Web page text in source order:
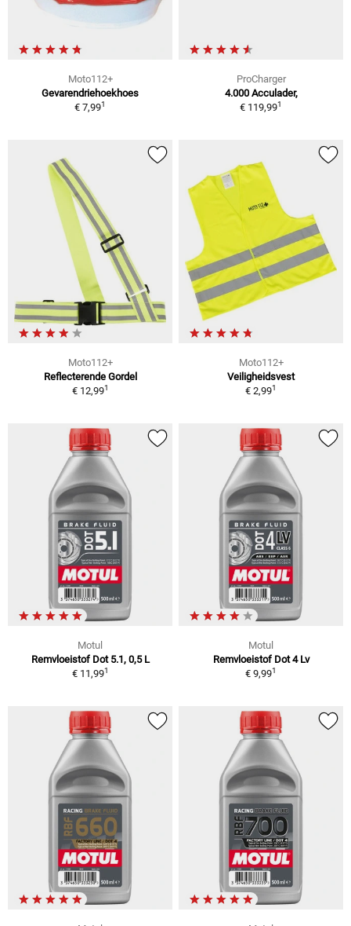
Moto112+
Gevarendriehoekhoes
€ 7,991
ProCharger
4.000 Acculader,
€ 119,991
Moto112+
Reflecterende Gordel
€ 12,991
Moto112+
Veiligheidsvest
€ 2,991
Motul
Remvloeistof Dot 5.1, 0,5 L
€ 11,991
Motul
Remvloeistof Dot 4 Lv
€ 9,991